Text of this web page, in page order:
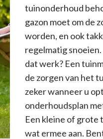
tuinonderhoud
gazon moet om de
worden, en ook
regelmatig
dat werk? Een
de zorgen van het
zeker wanneer u
onderhoudsplan
Een kleine of grote
wat ermee aan.